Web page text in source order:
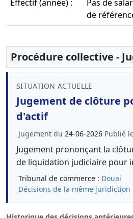
Effectif (année) :
Pas de
de
Procédure collective -
SITUATION ACTUELLE
Jugement de clôture
d'actif
Jugement du 24-06-2026 Publié
Jugement prononçant la
de liquidation judiciaire pour
Tribunal de commerce : Douai
Décisions de la même juridiction